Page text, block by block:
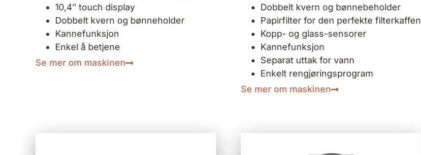
10,4″ touch display
Dobbelt kvern og bønneholder
Kannefunksjon
Enkel å betjene
Se mer om maskinen
Dobbelt kvern og bønnebeholder
Papirfilter for den perfekte filterkaffen
Kopp- og glass-sensorer
Kannefunksjon
Separat uttak for vann
Enkelt rengjøringsprogram
Se mer om maskinen